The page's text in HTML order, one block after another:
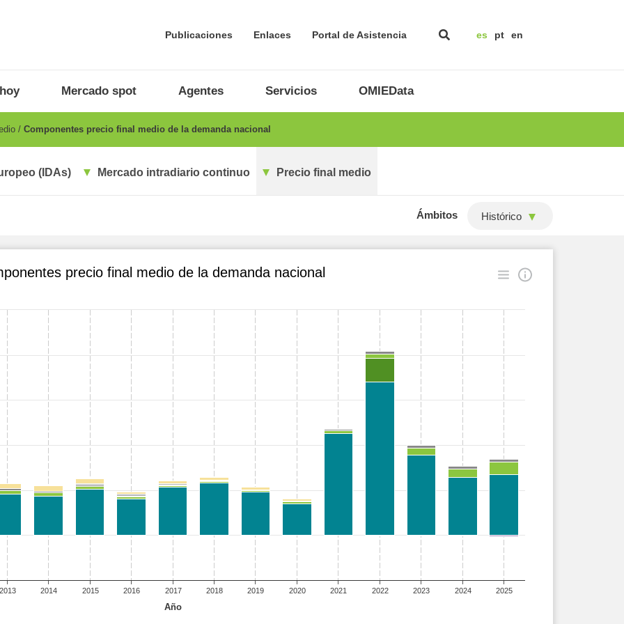
Publicaciones Enlaces Portal de Asistencia es pt en
Mercado spot Agentes Servicios OMIEData
Componentes precio final medio de la demanda nacional
(IDAs) Mercado intradiario continuo Precio final medio
Ámbitos Histórico
Año
precio final medio de la demanda nacional
2013 2014 2015 2016 2017 2018 2019 2020 2021 2022 2023 2024 2025